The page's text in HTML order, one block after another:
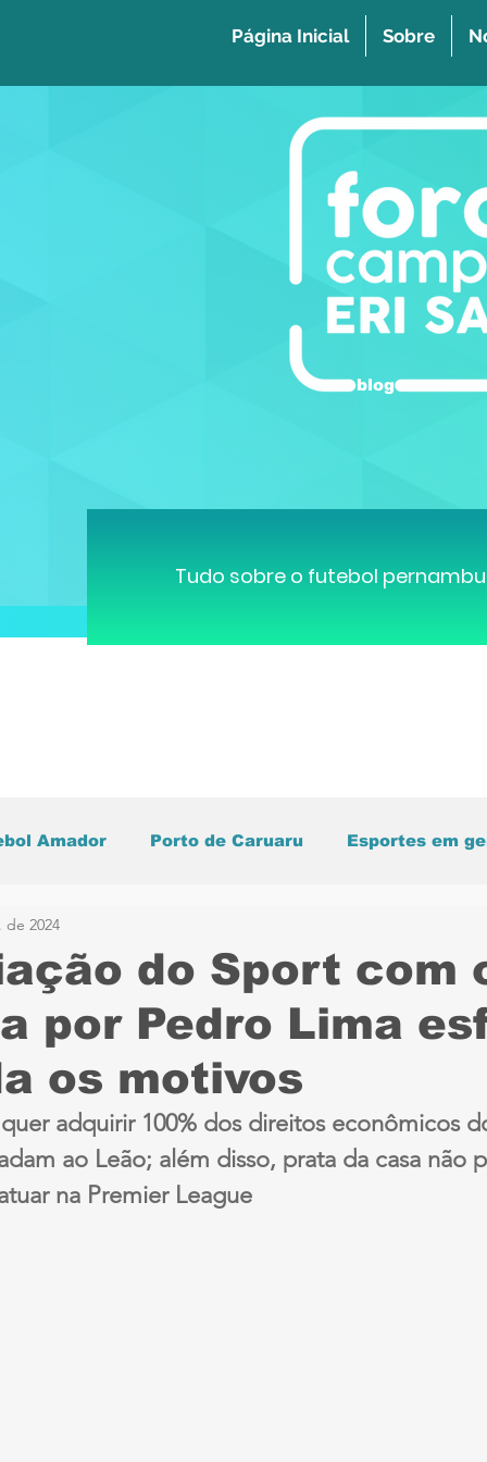
Página Inicial Sobre
blog
Tudo sobre o futebol
Amador Porto de Caruaru Esportes em
do Mundo
Sport Série B ciclismo parapan
Jogos Escolares
do Sport com
por Pedro Lima
os motivos
de 2024
adquirir 100% dos direitos econômicos
ao Leão; além disso, prata da casa não
na Premier League